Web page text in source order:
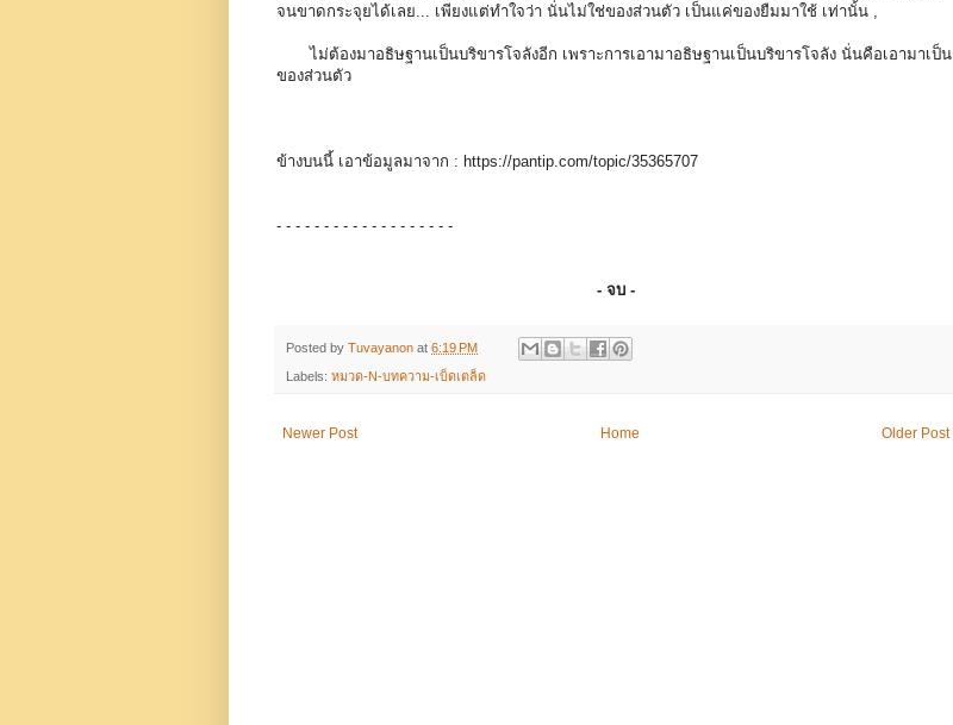
จนขาดกระจุยได้เลย... เพียงแต่ทำใจว่า นั่นไม่ใช่ของส่วนตัว เป็นแค่ของยืมมาใช้ เท่านั้น ,
ไม่ต้องมาอธิษฐานเป็นบริขารโจลังอีก เพราะการเอามาอธิษฐานเป็นบริขารโจลัง นั่นคือเอามาเป็น
ของส่วนตัว
ข้างบนนี้ เอาข้อมูลมาจาก : https://pantip.com/topic/35365707
- - - - - - - - - - - - - - - - - - -
- จบ -
Posted by Tuvayanon at 6:19 PM
Labels: หมวด-N-บทความ-เบ็ดเตล็ด
Newer Post Older Post
Home